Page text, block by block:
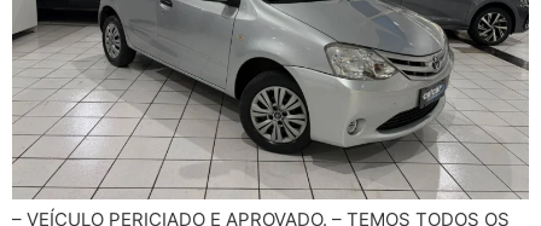
– VEÍCULO PERICIADO E APROVADO. – TEMOS TODOS OS